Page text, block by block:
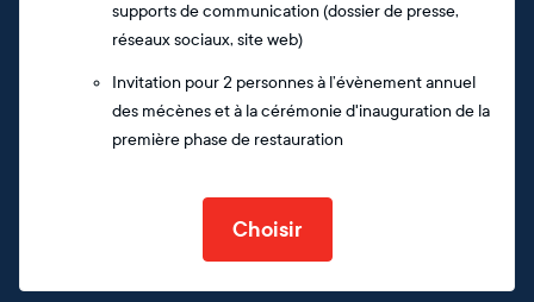
supports de communication (dossier de presse,
réseaux sociaux, site web)
Invitation pour 2 personnes à l’évènement annuel
des mécènes et à la cérémonie d'inauguration de la
première phase de restauration
Choisir